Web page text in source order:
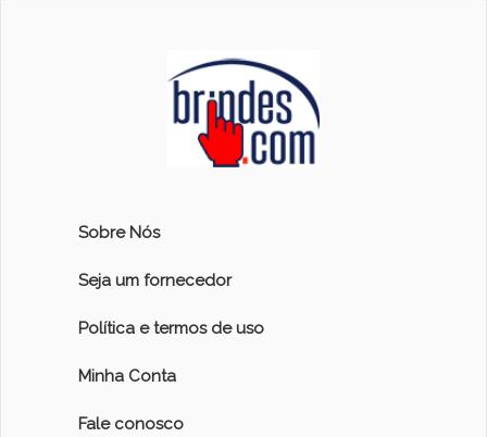
Sobre Nós
Seja um fornecedor
Política e termos de uso
Minha Conta
Fale conosco